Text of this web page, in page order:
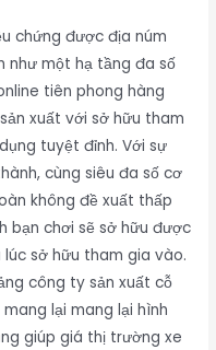
chứng được địa núm
như một hạ tầng đa số
tiên phong hàng
xuất với sở hữu tham
tuyệt đỉnh. Với sự
cùng siêu đa số cơ
không đề xuất thấp
bạn chơi sẽ sở hữu được
sở hữu tham gia vào.
công ty sản xuất cỗ
lại mang lại hình
giúp giá thị trường xe